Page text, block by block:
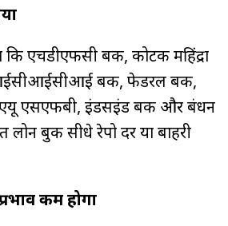
कि एचडीएफसी बैंक, कोटक महिंद्रा
बैंक, फेडरल बैंक,
एसएफबी, इंडसइंड बैंक और बंधन
बुक सीधे रेपो दर या बाहरी
कम होगा